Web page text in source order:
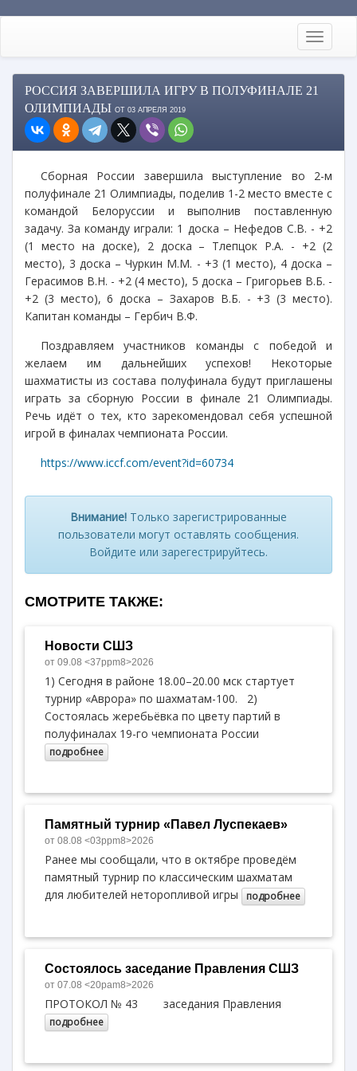
РОССИЯ ЗАВЕРШИЛА ИГРУ В ПОЛУФИНАЛЕ 21
ОЛИМПИАДЫ ОТ 03 АПРЕЛЯ 2019
Сборная России завершила выступление во 2-м
полуфинале 21 Олимпиады, поделив 1-2 место вместе с
командой Белоруссии и выполнив поставленную
задачу. За команду играли: 1 доска – Нефедов С.В. - +2
(1 место на доске), 2 доска – Тлепцок Р.А. - +2 (2
место), 3 доска – Чуркин М.М. - +3 (1 место), 4 доска –
Герасимов В.Н. - +2 (4 место), 5 доска – Григорьев В.Б. -
+2 (3 место), 6 доска – Захаров В.Б. - +3 (3 место).
Капитан команды – Гербич В.Ф.
Поздравляем участников команды с победой и
желаем им дальнейших успехов! Некоторые
шахматисты из состава полуфинала будут приглашены
играть за сборную России в финале 21 Олимпиады.
Речь идёт о тех, кто зарекомендовал себя успешной
игрой в финалах чемпионата России.
https://www.iccf.com/event?id=60734
Внимание! Только зарегистрированные
пользователи могут оставлять сообщения.
Войдите или зарегестрируйтесь.
СМОТРИТЕ ТАКЖЕ:
Новости СШЗ
от 09.08 <37ppm8>2026
1) Сегодня в районе 18.00–20.00 мск стартует
турнир «Аврора» по шахматам-100. 2)
Состоялась жеребьёвка по цвету партий в
полуфиналах 19-го чемпионата России
подробнее
Памятный турнир «Павел Луспекаев»
от 08.08 <03ppm8>2026
Ранее мы сообщали, что в октябре проведём
памятный турнир по классическим шахматам
для любителей неторопливой игры
подробнее
Состоялось заседание Правления СШЗ
от 07.08 <20pam8>2026
ПРОТОКОЛ № 43 заседания Правления
подробнее